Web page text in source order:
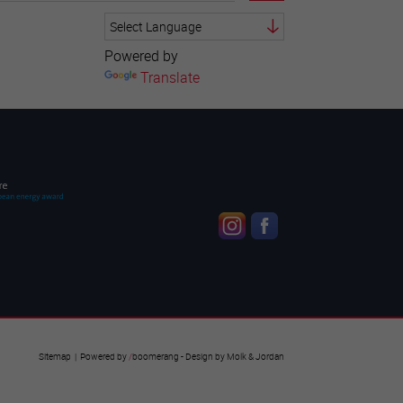
Powered by
Translate
Sitemap | Powered by /boomerang - Design by Molk & Jordan